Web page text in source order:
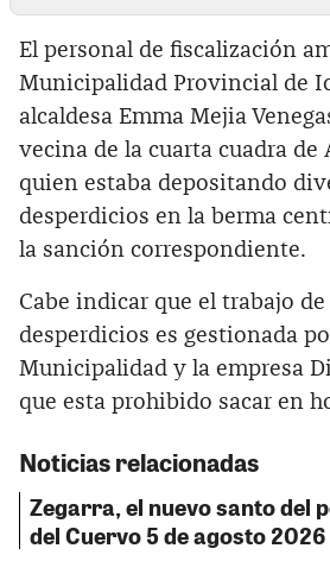
El personal de fiscalización
Municipalidad Provincial de
alcaldesa Emma Mejia
vecina de la cuarta cuadra de
quien estaba depositando
desperdicios en la berma
la sanción correspondiente.
Cabe indicar que el trabajo
desperdicios es gestionada
Municipalidad y la empresa
que esta prohibido sacar en
Noticias relacionadas
Zegarra, el nuevo santo del
del Cuervo 5 de agosto 2026